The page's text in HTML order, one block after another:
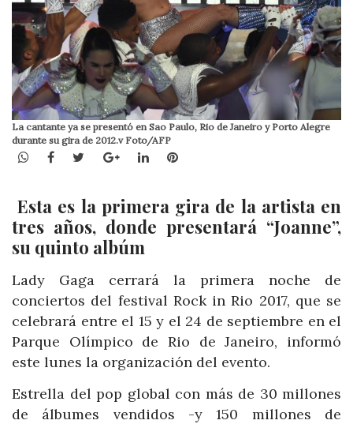
La cantante ya se presentó en Sao Paulo, Rio de Janeiro y Porto Alegre
durante su gira de 2012.v Foto/AFP
WhatsApp
Facebook
TwitterGoogle+LinkedInPinterest
Esta es la primera gira de la artista en
tres años, donde presentará “Joanne”,
su quinto albúm
Lady Gaga cerrará la primera noche de
conciertos del festival Rock in Rio 2017, que se
celebrará entre el 15 y el 24 de septiembre en el
Parque Olímpico de Rio de Janeiro, informó
este lunes la organización del evento.
Estrella del pop global con más de 30 millones
de álbumes vendidos -y 150 millones de